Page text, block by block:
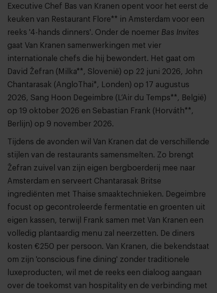
Executive Chef Bas van Kranen opent voor het eerst de
keuken van Restaurant Flore** in Amsterdam voor een
reeks '4-hands dinners'. Onder de noemer Bas Invites
gaat Van Kranen samenwerkingen met vier
internationale chefs die hij bewondert. Het gaat om
David Žefran (Milka**, Slovenië) op 22 juni 2026, John
Chantarasak (AngloThai*, Londen) op 17 augustus
2026, Sang Hoon Degeimbre (L’Air du Temps**, België)
op 19 oktober 2026 en Sebastian Frank (Horváth**,
Berlijn) op 9 november 2026.
Tijdens de avonden wil Van Kranen dat de verschillende
stijlen van de restaurants samensmelten. Zo brengt
Žefran zuivel van zijn eigen bergboerderij mee naar
Amsterdam en serveert Chantarasak Britse
ingrediënten met Thaise smaaktechnieken. Degeimbre
focust op gecontroleerde fermentatie en groenten uit
eigen kassen, terwijl Frank samen met Van Kranen een
volledig plantaardig menu zal neerzetten. De diners
kosten €250 per persoon. Van Kranen, die bekendstaat
om zijn 'conscious fine dining' zonder traditionele
luxeproducten, wil met de reeks een dialoog aangaan
over de toekomst van hospitality en de verbinding met